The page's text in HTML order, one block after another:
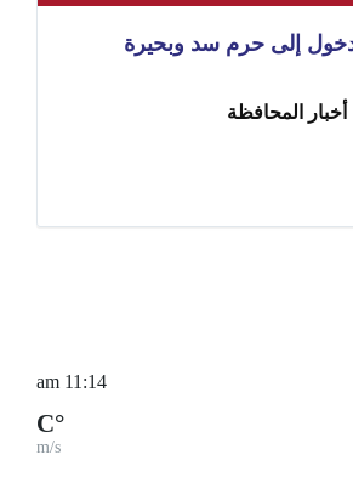
إلى حرم سد وبحيرة
أخبار المحافظة
11:14 am
°C
m/s